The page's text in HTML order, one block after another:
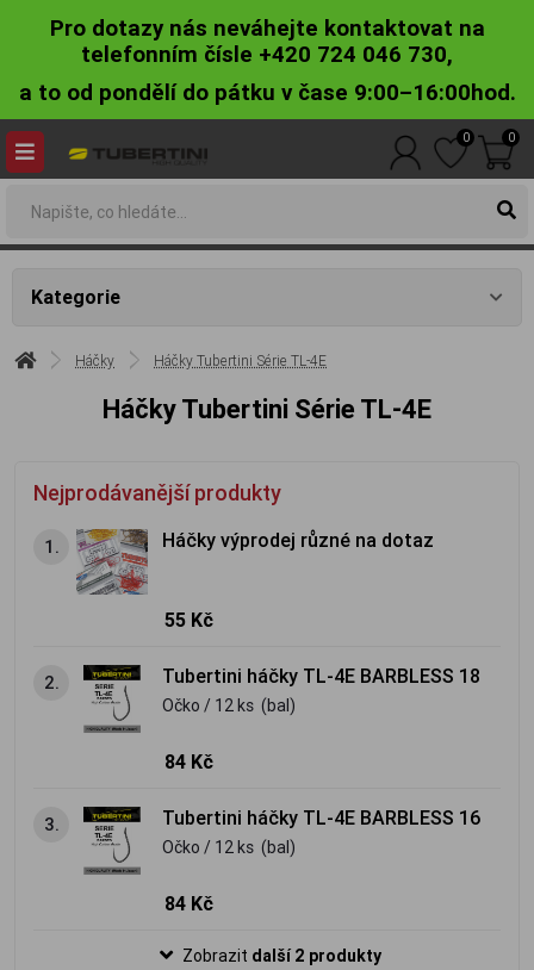
Pro dotazy nás neváhejte kontaktovat na
telefonním čísle +420 724 046 730,
a to od pondělí do pátku v čase 9:00–16:00hod.
0 0
Kategorie
Háčky Háčky Tubertini Série TL-4E
Háčky Tubertini Série TL-4E
Nejprodávanější produkty
1. Háčky výprodej různé na dotaz
55 Kč
2. Tubertini háčky TL-4E BARBLESS 18
Očko / 12 ks (bal)
84 Kč
3. Tubertini háčky TL-4E BARBLESS 16
Očko / 12 ks (bal)
84 Kč
Zobrazit další 2 produkty